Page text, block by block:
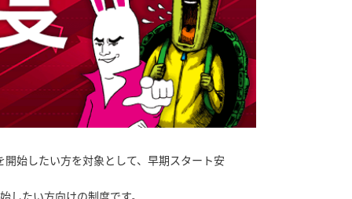
始したい方を対象として、早期スタート安